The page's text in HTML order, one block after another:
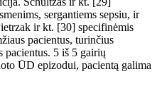
sergantiems sepsiu, ir
ir kt. [30] specifinėmis
pacientus, turinčius
pacientus. 5 iš 5 gairių
ŪD epizodui, pacientą galima